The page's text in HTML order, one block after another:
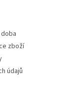
zboží
údajů